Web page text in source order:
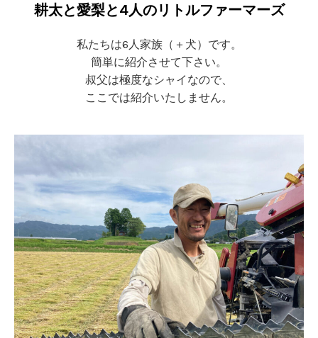
耕太と愛梨と4人のリトルファーマーズ
私たちは6人家族（＋犬）です。
簡単に紹介させて下さい。
叔父は極度なシャイなので、
ここでは紹介いたしません。